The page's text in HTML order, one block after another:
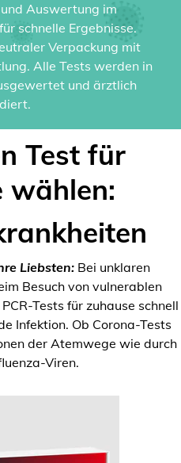
Auswertung im
schnelle Ergebnisse.
Verpackung mit
Alle Tests werden in
und ärztlich
Test für
wählen:
Liebsten:Bei unklaren
Besuch von vulnerablen
Tests für zuhause schnell
Infektion. Ob Corona-Tests
der Atemwege wie durch
Viren.